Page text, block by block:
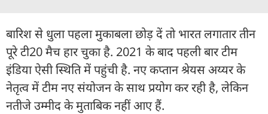
बारिश से धुला पहला मुकाबला छोड़ दें तो भारत लगातार तीन
पूरे टी20 मैच हार चुका है. 2021 के बाद पहली बार टीम
इंडिया ऐसी स्थिति में पहुंची है. नए कप्तान श्रेयस अय्यर के
नेतृत्व में टीम नए संयोजन के साथ प्रयोग कर रही है, लेकिन
नतीजे उम्मीद के मुताबिक नहीं आए हैं.